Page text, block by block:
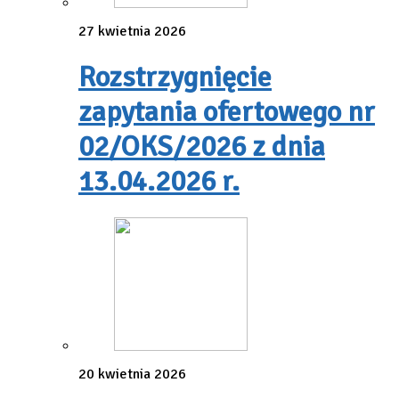
27 kwietnia 2026
Rozstrzygnięcie
zapytania ofertowego nr
02/OKS/2026 z dnia
13.04.2026 r.
20 kwietnia 2026